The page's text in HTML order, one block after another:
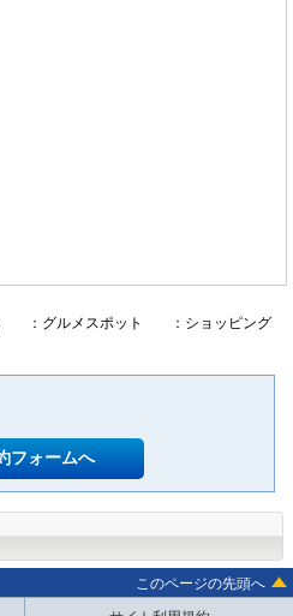
：グルメスポット
：ショッピング
フォームへ
このページの先頭へ